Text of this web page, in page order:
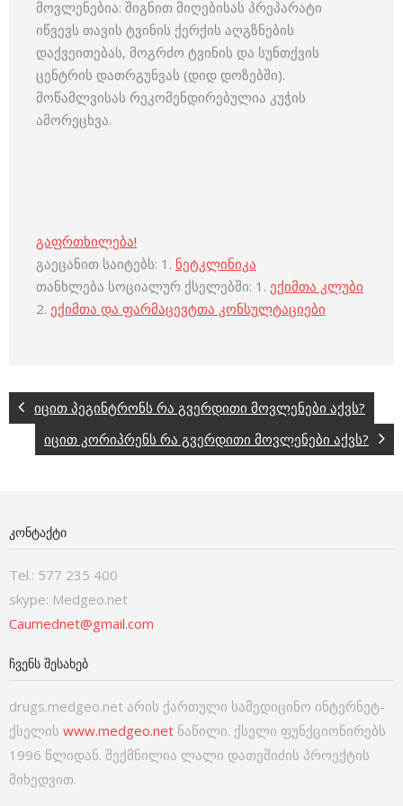
მოვლენებია: შიგნით მიღებისას პრეპარატი
იწვევს თავის ტვინის ქერქის აღგზნების
დაქვეითებას, მოგრძო ტვინის და სუნთქვის
ცენტრის დათრგუნვას (დიდ დოზებში).
მოწამლვისას რეკომენდირებულია კუჭის
ამორეცხვა.
გაფრთხილება!
გაეცანით საიტებს: 1. ნეტკლინიკა
თანხლება სოციალურ ქსელებში: 1. ექიმთა კლუბი
2. ექიმთა და ფარმაცევტთა კონსულტაციები
იცით პეგინტრონს რა გვერდითი მოვლენები აქვს?
იცით კორიპრენს რა გვერდითი მოვლენები აქვს?
ᲙᲝᲜᲢᲐᲥᲢᲘ
Tel.: 577 235 400
skype: Medgeo.net
Caumednet@gmail.com
ᲩᲕᲔᲜᲡ ᲨᲔᲡᲐᲮᲔᲑ
drugs.medgeo.net არის ქართული სამედიცინო ინტერნეტ-
ქსელის www.medgeo.net ნაწილი. ქსელი ფუნქციონირებს
1996 წლიდან. შექმნილია ლალი დათეშიძის პროექტის
მიხედვით.